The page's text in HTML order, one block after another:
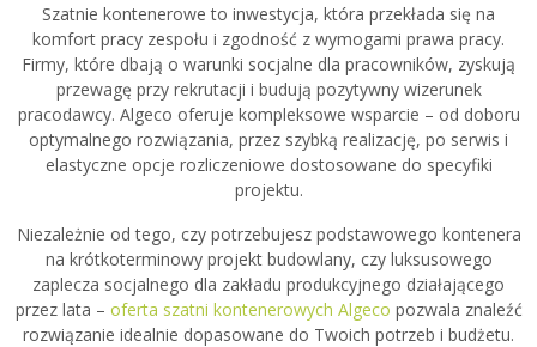
Szatnie kontenerowe to inwestycja, która przekłada się na
komfort pracy zespołu i zgodność z wymogami prawa pracy.
Firmy, które dbają o warunki socjalne dla pracowników, zyskują
przewagę przy rekrutacji i budują pozytywny wizerunek
pracodawcy. Algeco oferuje kompleksowe wsparcie – od doboru
optymalnego rozwiązania, przez szybką realizację, po serwis i
elastyczne opcje rozliczeniowe dostosowane do specyfiki
projektu.
Niezależnie od tego, czy potrzebujesz podstawowego kontenera
na krótkoterminowy projekt budowlany, czy luksusowego
zaplecza socjalnego dla zakładu produkcyjnego działającego
przez lata – oferta szatni kontenerowych Algeco pozwala znaleźć
rozwiązanie idealnie dopasowane do Twoich potrzeb i budżetu.